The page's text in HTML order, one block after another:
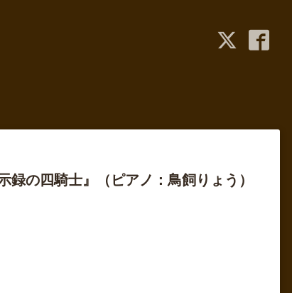
の四騎士』（ピアノ：鳥飼りょう）